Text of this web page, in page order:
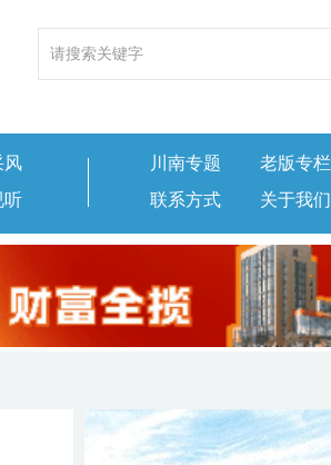
风
听
川南专题
老版专栏
联系方式
关于我们